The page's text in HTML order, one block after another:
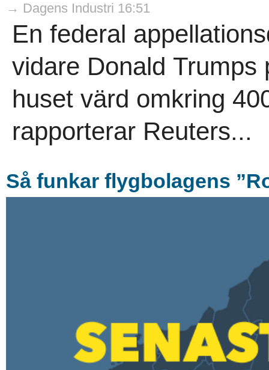
→ Dagens Industri 16:51
En federal
vidare Donald Trumps
huset värd omkring
rapporterar Reuters...
Så funkar flygbolagens